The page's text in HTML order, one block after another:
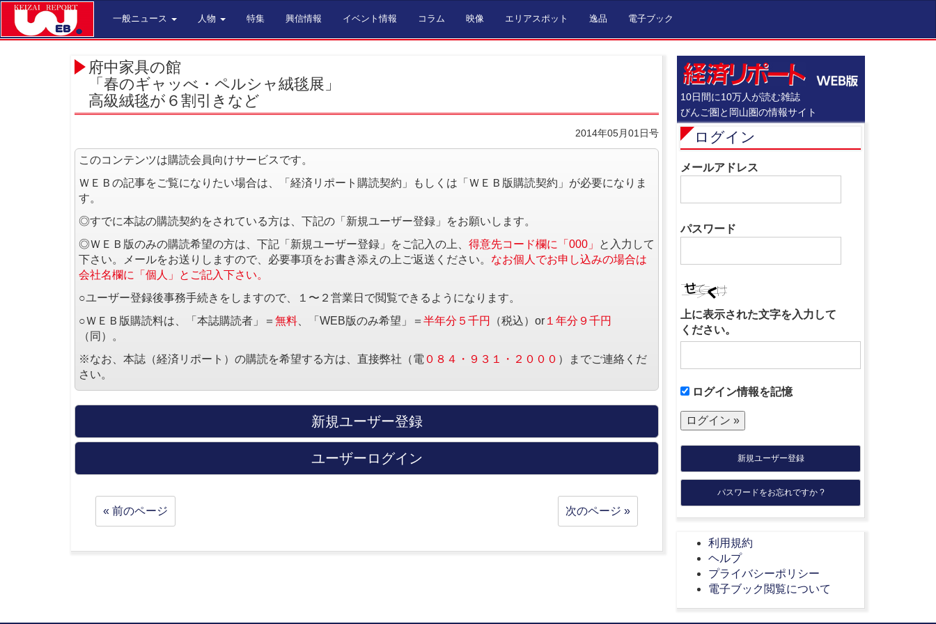
一般ニュース 人物 特集 興信情報 イベント情報 コラム 映像 エリアスポット 逸品 電子ブック
府中家具の館
「春のギャッべ・ペルシャ絨毯展」
高級絨毯が６割引きなど
2014年05月01日号
このコンテンツは購読会員向けサービスです。
ＷＥＢの記事をご覧になりたい場合は、「経済リポート購読契約」もしくは「ＷＥＢ版購読契約」が必要になりま
す。
◎すでに本誌の購読契約をされている方は、下記の「新規ユーザー登録」をお願いします。
◎ＷＥＢ版のみの購読希望の方は、下記「新規ユーザー登録」をご記入の上、 得意先コード欄に「000」
と入力して
下さい。メールをお送りしますので、必要事項をお書き添えの上ご返送ください。 なお個人でお申し込みの場合は
会社名欄に「個人」とご記入下さい。
○ユーザー登録後事務手続きをしますので、１〜２営業日で閲覧できるようになります。
○ＷＥＢ版購読料は、「本誌購読者」＝ 無料 、「WEB版のみ希望」＝ 半年分５千円 （税込）or １年分９千円
（同）。
※なお、本誌（経済リポート）の購読を希望する方は、直接弊社（電 ０８４・９３１・２０００ ）までご連絡くだ
さい。
新規ユーザー登録
ユーザーログイン
« 前のページ 次のページ »
10日間に10万人が読む雑誌
びんご圏と岡山圏の情報サイト
ログイン
メールアドレス
パスワード
上に表示された文字を入力して
ください。
ログイン情報を記憶
新規ユーザー登録
パスワードをお忘れですか ?
利用規約
ヘルプ
プライバシーポリシー
電子ブック閲覧について